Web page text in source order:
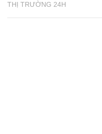
THỊ TRƯỜNG 24H